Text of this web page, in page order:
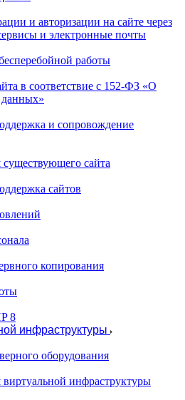
и авторизации на сайте через
и электронные почты
работы
в соответствие с 152-ФЗ «О
и сопровождение
сайта
сайтов
копирования
8
инфраструктуры
оборудования
инфраструктуры